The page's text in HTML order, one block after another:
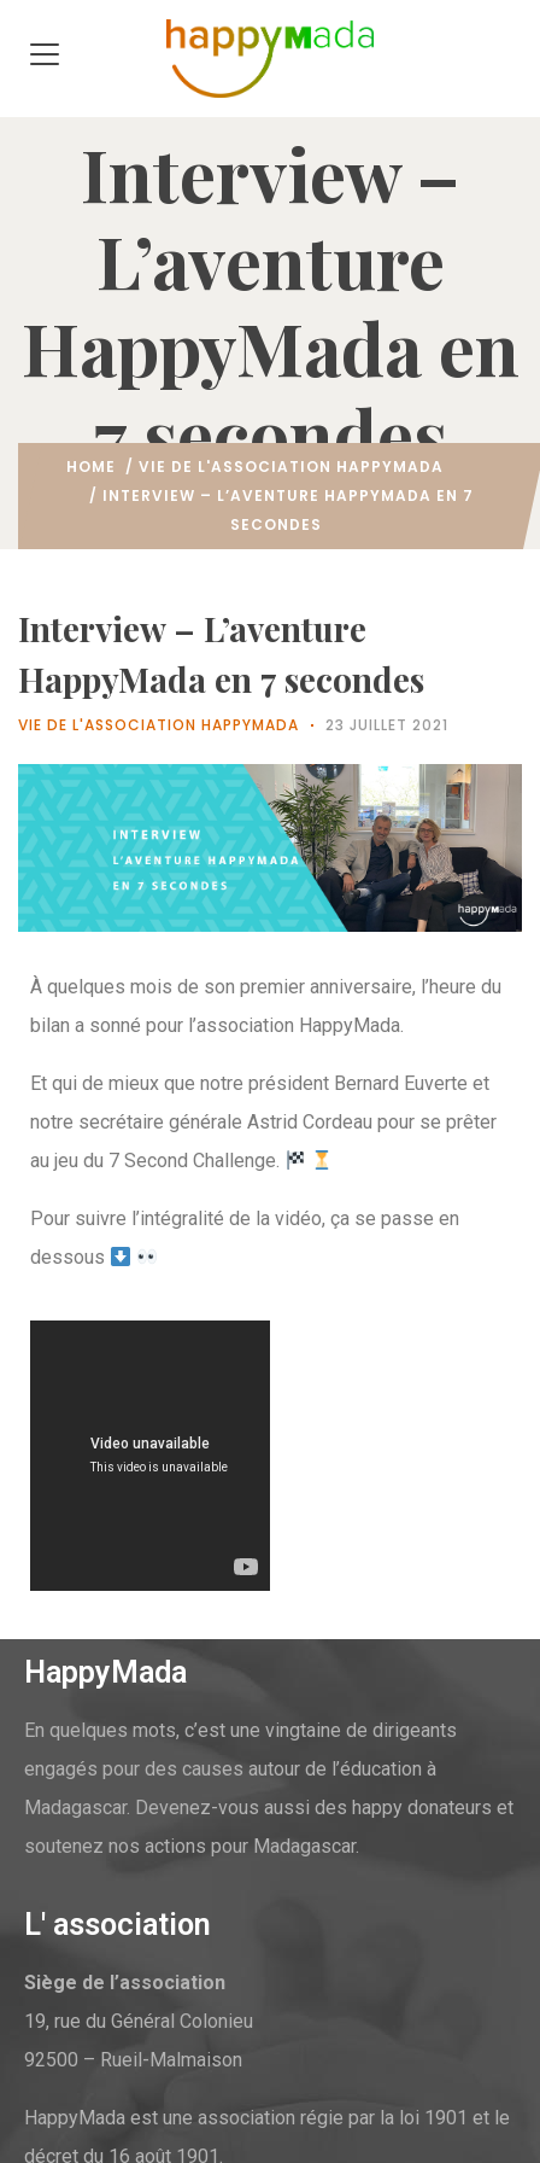
Interview –
L’aventure
HappyMada en
7 secondes
HOME / VIE DE L'ASSOCIATION HAPPYMADA
/ INTERVIEW – L’AVENTURE HAPPYMADA EN 7
SECONDES
Interview – L’aventure
HappyMada en 7 secondes
VIE DE L'ASSOCIATION HAPPYMADA 23 JUILLET 2021
À quelques mois de son premier anniversaire, l’heure du
bilan a sonné pour l’association HappyMada.
Et qui de mieux que notre président Bernard Euverte et
notre secrétaire générale Astrid Cordeau pour se prêter
au jeu du 7 Second Challenge.
Pour suivre l’intégralité de la vidéo, ça se passe en
dessous
HappyMada
En quelques mots, c’est une vingtaine de dirigeants
engagés pour des causes autour de l’éducation à
Madagascar. Devenez-vous aussi des happy donateurs et
soutenez nos actions pour Madagascar.
L' association
Siège de l’association
19, rue du Général Colonieu
92500 – Rueil-Malmaison
HappyMada est une association régie par la loi 1901 et le
décret du 16 août 1901.